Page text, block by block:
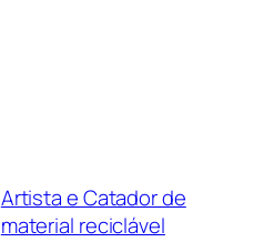
Artista e Catador de
material reciclável